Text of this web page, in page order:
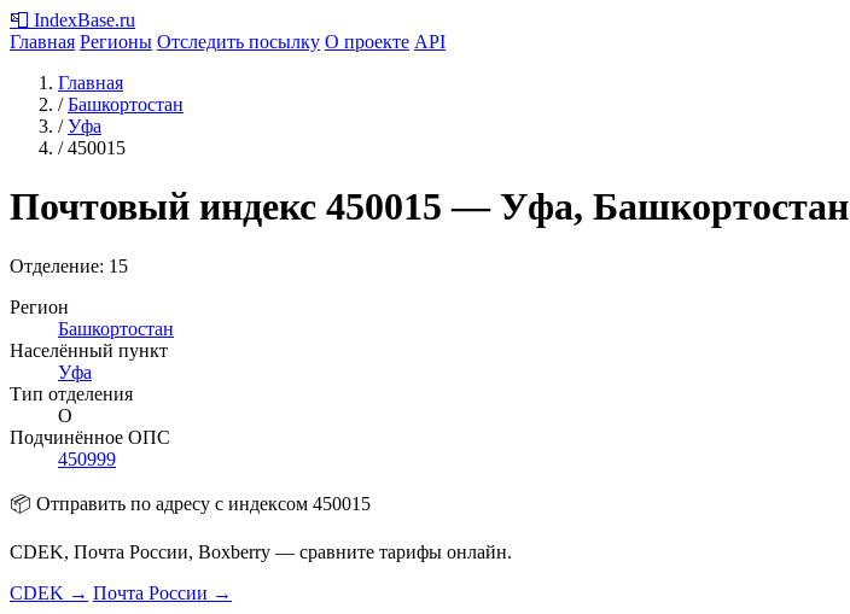
📮 IndexBase.ru
Главная Регионы Отследить посылку О проекте API
Главная
/ Башкортостан
/ Уфа
/ 450015
Почтовый индекс 450015 — Уфа, Башкортостан
Отделение: 15
Регион
Башкортостан
Населённый пункт
Уфа
Тип отделения
О
Подчинённое ОПС
450999
📦 Отправить по адресу с индексом 450015
CDEK, Почта России, Boxberry — сравните тарифы онлайн.
CDEK → Почта России →